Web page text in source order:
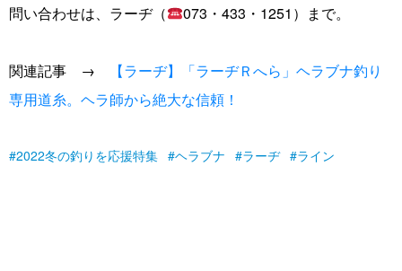
問い合わせは、ラーヂ（ 073・433・1251）まで。
関連記事 →
【ラーヂ】「ラーヂＲへら」ヘラブナ釣り
専用道糸。ヘラ師から絶大な信頼！
2022冬の釣りを応援特集 ヘラブナ ラーヂ ライン